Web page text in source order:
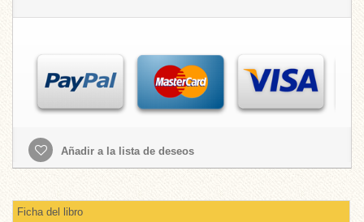
Añadir a la lista de deseos
Ficha del libro